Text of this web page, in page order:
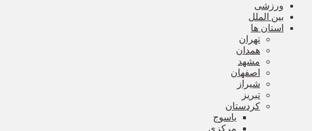
ورزشی
بین الملل
استان ها
تهران
همدان
مشهد
اصفهان
شیراز
تبریز
کردستان
یاسوج
مرکزی